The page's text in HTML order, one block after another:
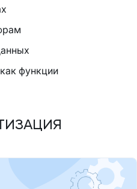
функции